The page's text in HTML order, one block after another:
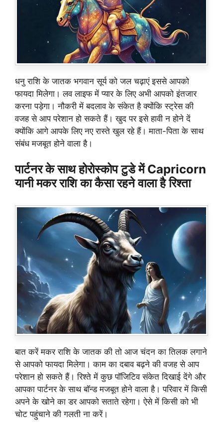
धनु राशि के जातक भगवान सूर्य को जल चढ़ाएं इससे आपको
फायदा मिलेगा। लव लाइफ में प्यार के लिए अभी आपको इंतजार
करना पड़ेगा। नौकरी में बदलाव के संकेत है क्योंकि स्ट्रेस की
वजह से आप परेशान हो सकते हैं। खुद पर इसे हावी न होने दें
क्योंकि आगे आपके लिए नए रास्ते खुल रहे हैं। माता-पिता के साथ
संबंध मजबूत होने वाला है।
पार्टनर के साथ होरोस्कोप टुडे में Capricorn
यानी मकर राशि का कैसा रहने वाला है रिश्ता
बात करें मकर राशि के जातक की तो आज चंदन का तिलक लगाने
से आपको फायदा मिलेगा। काम का दबाव बढ़ने की वजह से आप
परेशान हो सकते हैं। रिश्ते में कुछ पॉजिटिव संकेत दिखाई देंगे और
आपका पार्टनर के साथ बॉन्ड मजबूत होने वाला है। परिवार में किसी
अपने के खोने का डर आपको सताते रहेगा। ऐसे में किसी को भी
चोट पहुंचाने की गलती ना करें।